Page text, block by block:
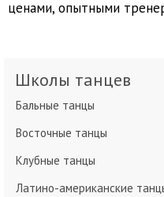
ценами, опытными
Школы танцев
Бальные танцы
Восточные танцы
Клубные танцы
Латино-американские